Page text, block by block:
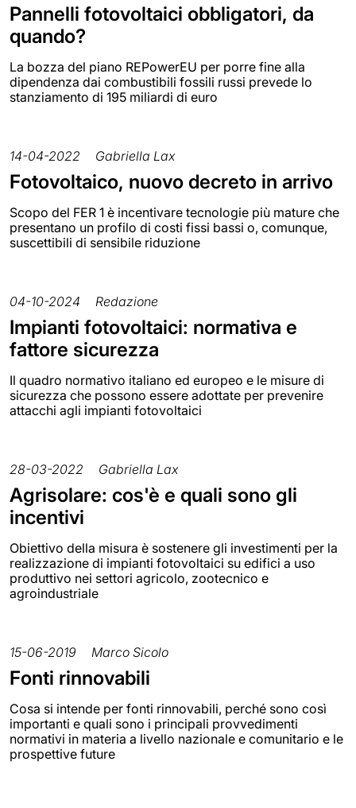
Pannelli fotovoltaici obbligatori, da
quando?
La bozza del piano REPowerEU per porre fine alla
dipendenza dai combustibili fossili russi prevede lo
stanziamento di 195 miliardi di euro
14-04-2022 Gabriella Lax
Fotovoltaico, nuovo decreto in arrivo
Scopo del FER 1 è incentivare tecnologie più mature che
presentano un profilo di costi fissi bassi o, comunque,
suscettibili di sensibile riduzione
04-10-2024 Redazione
Impianti fotovoltaici: normativa e
fattore sicurezza
Il quadro normativo italiano ed europeo e le misure di
sicurezza che possono essere adottate per prevenire
attacchi agli impianti fotovoltaici
28-03-2022 Gabriella Lax
Agrisolare: cos'è e quali sono gli
incentivi
Obiettivo della misura è sostenere gli investimenti per la
realizzazione di impianti fotovoltaici su edifici a uso
produttivo nei settori agricolo, zootecnico e
agroindustriale
15-06-2019 Marco Sicolo
Fonti rinnovabili
Cosa si intende per fonti rinnovabili, perché sono così
importanti e quali sono i principali provvedimenti
normativi in materia a livello nazionale e comunitario e le
prospettive future